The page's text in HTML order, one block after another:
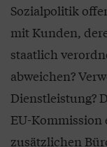
Sozialpolitik
mit Kunden,
staatlich
abweichen?
Dienstleistung?
EU-
zusätzlichen